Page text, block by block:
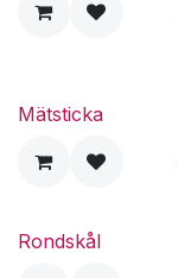
Mätsticka
Rondskål